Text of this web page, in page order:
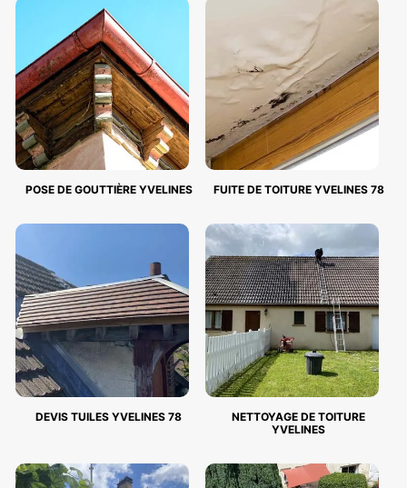
POSE DE GOUTTIÈRE YVELINES FUITE DE TOITURE YVELINES 78
DEVIS TUILES YVELINES 78
NETTOYAGE DE TOITURE
YVELINES